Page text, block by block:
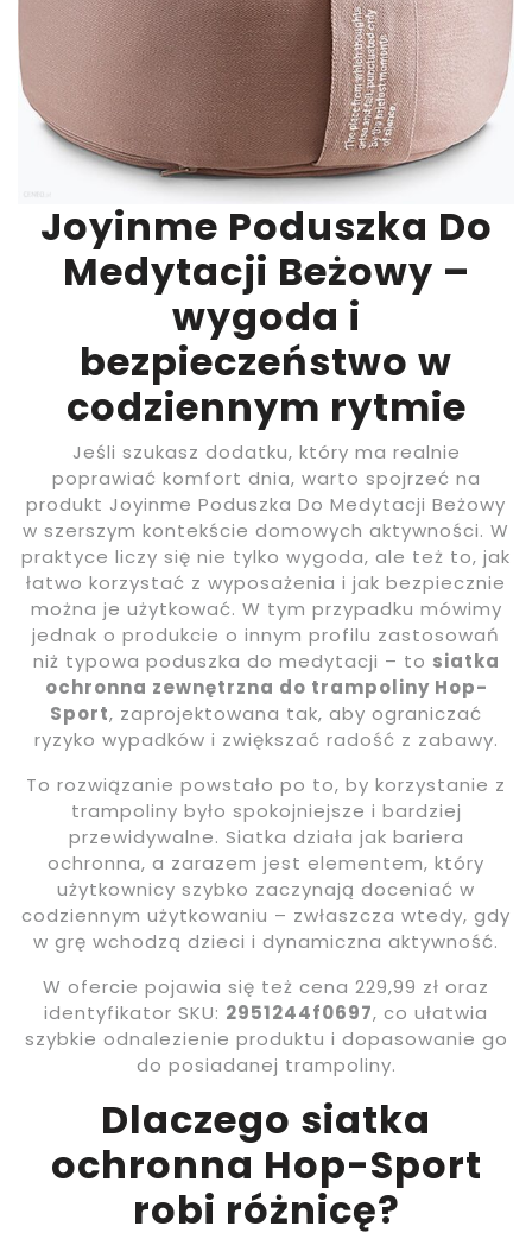
Joyinme Poduszka Do
Medytacji Beżowy –
wygoda i
bezpieczeństwo w
codziennym rytmie
Jeśli szukasz dodatku, który ma realnie
poprawiać komfort dnia, warto spojrzeć na
produkt Joyinme Poduszka Do Medytacji Beżowy
w szerszym kontekście domowych aktywności. W
praktyce liczy się nie tylko wygoda, ale też to, jak
łatwo korzystać z wyposażenia i jak bezpiecznie
można je użytkować. W tym przypadku mówimy
jednak o produkcie o innym profilu zastosowań
niż typowa poduszka do medytacji – to siatka
ochronna zewnętrzna do trampoliny Hop-
Sport, zaprojektowana tak, aby ograniczać
ryzyko wypadków i zwiększać radość z zabawy.
To rozwiązanie powstało po to, by korzystanie z
trampoliny było spokojniejsze i bardziej
przewidywalne. Siatka działa jak bariera
ochronna, a zarazem jest elementem, który
użytkownicy szybko zaczynają doceniać w
codziennym użytkowaniu – zwłaszcza wtedy, gdy
w grę wchodzą dzieci i dynamiczna aktywność.
W ofercie pojawia się też cena 229,99 zł oraz
identyfikator SKU: 2951244f0697, co ułatwia
szybkie odnalezienie produktu i dopasowanie go
do posiadanej trampoliny.
Dlaczego siatka
ochronna Hop-Sport
robi różnicę?